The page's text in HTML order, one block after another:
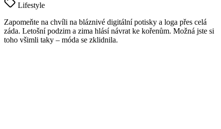
Lifestyle
Zapomeňte na chvíli na bláznivé digitální potisky a loga přes celá
záda. Letošní podzim a zima hlásí návrat ke kořenům. Možná jste si
toho všimli taky – móda se zklidnila.